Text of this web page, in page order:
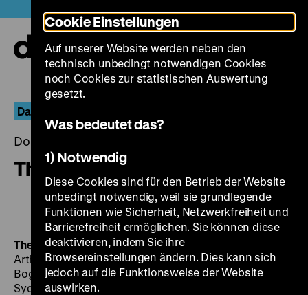
zum
Seiteninhalt
springen
Das Gesicht hinter der Maske
Donnerstag, 26. Juli 2018, 20.00 - 00.00 Uhr
The Maltese Falcon
The Maltese FalconUS 1941, R/B: John Huston, K:
Arthur Edeson, M: Adolph Deutsch, D: Humphrey
Bogart, Mary Astor, Gladys George, Peter Lorre,
Sydney Greenstreet, Ward Bond, Elisha Cook Jr., 100‘
Cookie Einstellungen
Auf unserer Website werden neben den
technisch unbedingt notwendigen Cookies
noch Cookies zur statistischen Auswertung
gesetzt.
Was bedeutet das?
1) Notwendig
Diese Cookies sind für den Betrieb der Website
unbedingt notwendig, weil sie grundlegende
Funktionen wie Sicherheit, Netzwerkfreiheit und
Barrierefreiheit ermöglichen. Sie können diese
deaktivieren, indem Sie ihre
Browsereinstellungen ändern. Dies kann sich
jedoch auf die Funktionsweise der Website
auswirken.